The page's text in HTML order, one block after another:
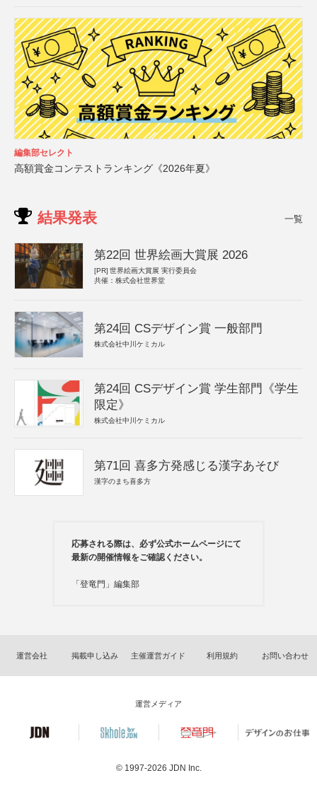
編集部セレクト
高額賞金コンテストランキング《2026年夏》
結果発表 一覧
第22回 世界絵画大賞展 2026
[PR] 世界絵画大賞展 実行委員会
共催：株式会社世界堂
第24回 CSデザイン賞 一般部門
株式会社中川ケミカル
第24回 CSデザイン賞 学生部門《学生
限定》
株式会社中川ケミカル
第71回 喜多方発感じる漢字あそび
漢字のまち喜多方
応募される際は、必ず公式ホームページにて
最新の開催情報をご確認ください。
「登竜門」編集部
運営会社 掲載申し込み 主催運営ガイド 利用規約 お問い合わせ
運営メディア
© 1997-2026 JDN Inc.